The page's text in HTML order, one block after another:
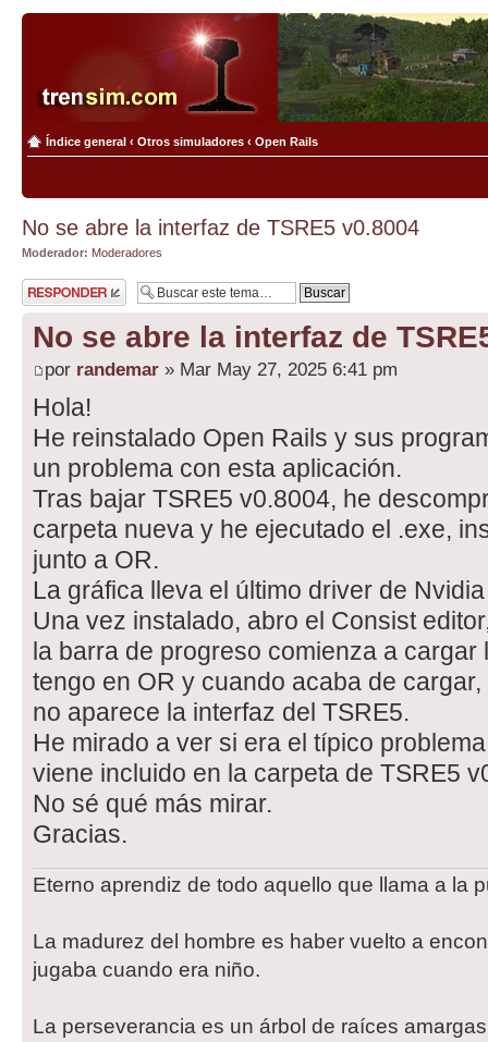
Índice general ‹ Otros simuladores ‹ Open Rails
No se abre la interfaz de TSRE5 v0.8004
Moderador: Moderadores
Publicar una
respuesta
No se abre la interfaz de
por randemar » Mar May 27, 2025 6:41 pm
Hola!
He reinstalado Open Rails y sus
un problema con esta aplicación.
Tras bajar TSRE5 v0.8004, he
carpeta nueva y he ejecutado el .exe,
junto a OR.
La gráfica lleva el último driver de
Una vez instalado, abro el Consist
la barra de progreso comienza a cargar
tengo en OR y cuando acaba de
no aparece la interfaz del TSRE5.
He mirado a ver si era el típico
viene incluido en la carpeta de TSRE5
No sé qué más mirar.
Gracias.
Eterno aprendiz de todo aquello que llama a la
La madurez del hombre es haber vuelto a
jugaba cuando era niño.
La perseverancia es un árbol de raíces